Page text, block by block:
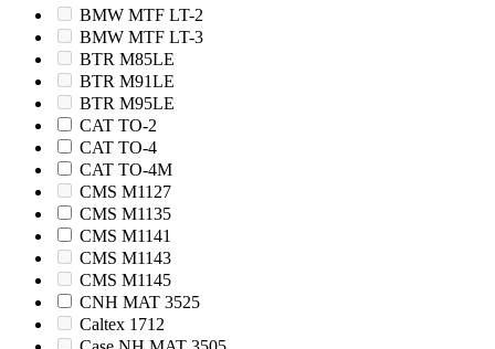
BMW MTF LT-2
BMW MTF LT-3
BTR M85LE
BTR M91LE
BTR M95LE
CAT TO-2
CAT TO-4
CAT TO-4M
CMS M1127
CMS M1135
CMS M1141
CMS M1143
CMS M1145
CNH MAT 3525
Caltex 1712